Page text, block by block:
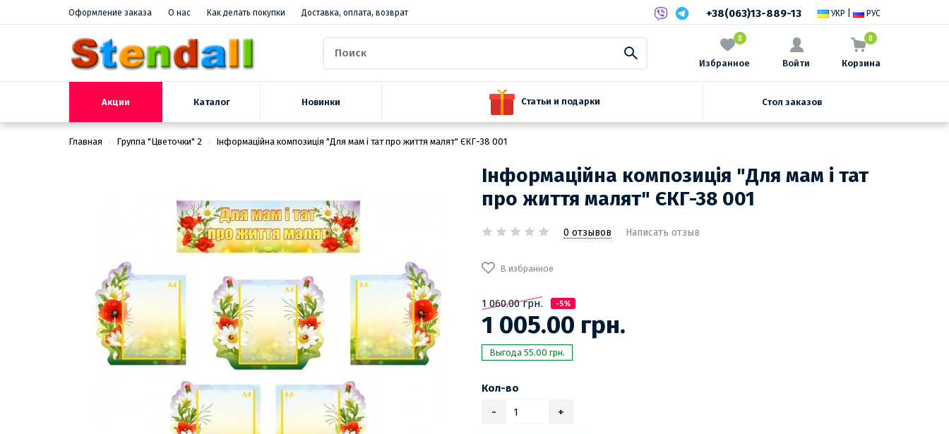
Оформление заказа О нас Как делать покупки Доставка, оплата, возврат +38(063)13-889-13 УКР РУС
0
Избранное Войти
0
Корзина
Акции Каталог Новинки Статьи и подарки Стол заказов
Главная Группа "Цветочки" 2 Інформаційна композиція "Для мам і тат про життя малят" ЄКГ-38 001
Інформаційна композиція "Для мам і тат
про життя малят" ЄКГ-38 001
0 отзывов Написать отзыв
В избранное
1 060.00 грн. -5%
1 005.00 грн.
Выгода 55.00 грн.
Кол-во
-
+